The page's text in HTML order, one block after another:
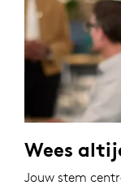
Wees
Jouw stem